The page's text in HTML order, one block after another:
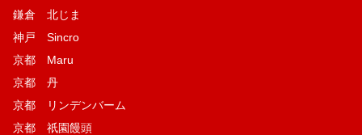
鎌倉 北じま
神戸 Sincro
京都 Maru
京都 丹
京都 リンデンバーム
京都 祇園饅頭